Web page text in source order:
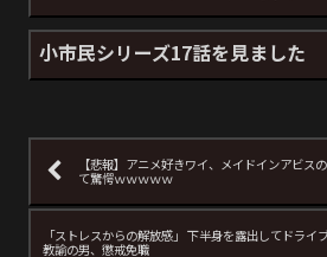
小市民シリーズ17話を見ました
【悲報】アニメ好きワイ、メイドインアビス
て驚愕ｗｗｗｗｗ
「ストレスからの解放感」 下半身を露出してドライ
教諭の男、懲戒免職